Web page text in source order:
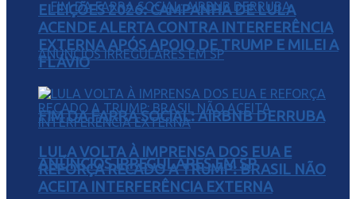
FIM DA FARRA SOCIAL: AIRBNB DERRUBA
ANÚNCIOS IRREGULARES EM SP
ELEIÇÕES 2026: CAMPANHA DE LULA
ACENDE ALERTA CONTRA INTERFERÊNCIA
EXTERNA APÓS APOIO DE TRUMP E MILEI A
FLÁVIO
LULA VOLTA À IMPRENSA DOS EUA E
REFORÇA RECADO A TRUMP: BRASIL NÃO
ACEITA INTERFERÊNCIA EXTERNA